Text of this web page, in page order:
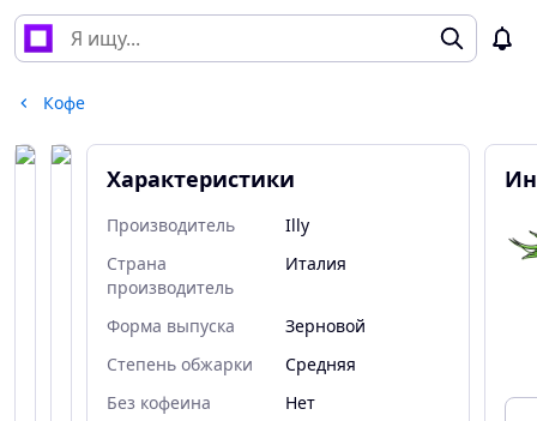
Кофе
Характеристики
Производитель
Illy
Страна
производитель
Италия
Форма выпуска
Зерновой
Степень обжарки
Средняя
Без кофеина
Нет